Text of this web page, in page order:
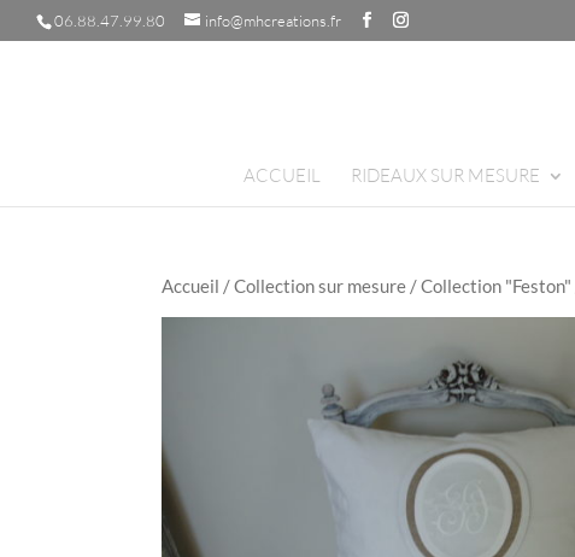
06.88.47.99.80 info@mhcreations.fr
ACCUEIL RIDEAUX SUR MESURE
Accueil /Collection sur mesure /Collection "Feston"